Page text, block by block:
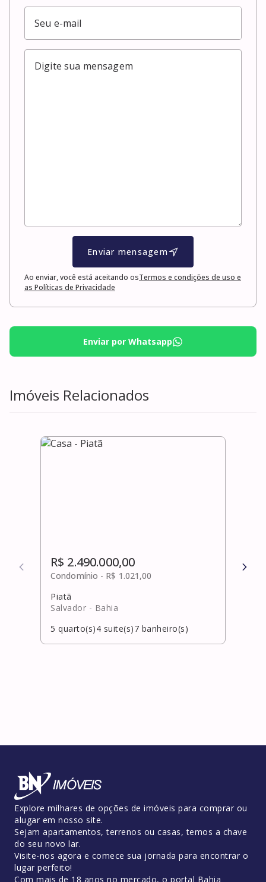
Enviar mensagem
Ao enviar, você está aceitando osTermos e condições de uso e
as Políticas de Privacidade
Enviar por Whatsapp
Imóveis Relacionados
R$ 2.490.000,00
Condomínio - R$ 1.021,00
Piatã
Salvador - Bahia
5 quarto(s)4 suite(s)7 banheiro(s)
R$
Explore milhares de opções de imóveis para comprar ou
alugar em nosso site.
Sejam apartamentos, terrenos ou casas, temos a chave
do seu novo lar.
Visite-nos agora e comece sua jornada para encontrar o
lugar perfeito!
Com mais de 18 anos no mercado, o portal Bahia